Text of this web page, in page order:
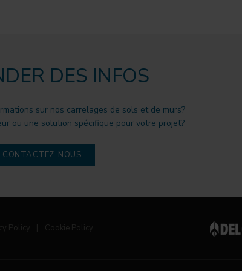
DES INFOS
sur nos carrelages de sols et de murs?
ou une solution spécifique pour votre projet?
CONTACTEZ-NOUS
Policy Cookie Policy